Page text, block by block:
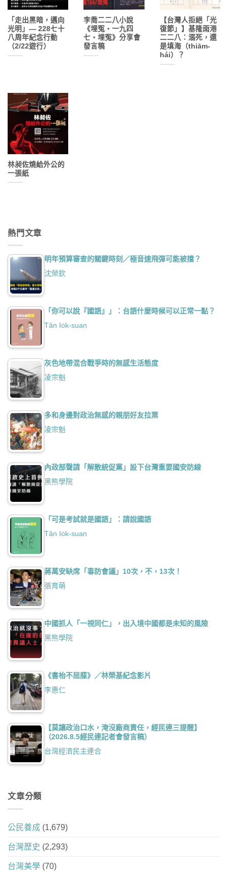
「走出黑暗，邁向
光明」— 228七十
八周年紀念行動
（2/22遊行）
李喬二二八小說
《埋冤・一九四
七・埋冤》分享會
發言稿
【台灣人拒絕「光
復節」】基隆雨港
二二八：溺死，還
是填海（thiām-
hái）？
林昶佐燒給外公的
一張紙
熱門文章
明年預算審查的關鍵時刻／極音速飛彈可能被擋？
沈榮欽
「你可以說『國語』」：台語什麼時候可以正常一點？
Tân Io̍k-suan
灰色地帶混合戰爭時的無感生活態度
凌宗魁
多和身邊對政治無感的親朋好友拉票
凌宗魁
內政部聲請「解散統促黨」設下台灣重要國安防線
黑熊學院
「可是考試就是國語」：請說國語
Tân Io̍k-suan
蔣萬安缺席「毒防會議」10次，不，13次！
張育萌
中國抓人「一視同仁」，出入境中國都是未知的風險
黑熊學院
《書枱不屈膝》／林榮基紀念影片
李惠仁
【莫讓政治口水，淹沒廠商責任，經民連三提醒】
（2026.8.5經民連記者會發言稿）
台灣經濟民主連合
文章分類
公民養成 (1,679)
台灣歷史 (2,293)
台灣美學 (70)